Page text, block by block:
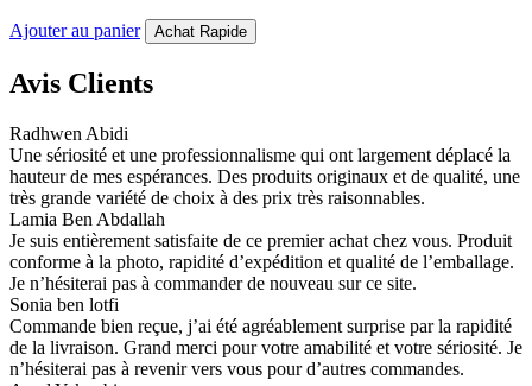
Ajouter au panier Achat Rapide
Avis Clients
Radhwen Abidi
Une sériosité et une professionnalisme qui ont largement déplacé la
hauteur de mes espérances. Des produits originaux et de qualité, une
très grande variété de choix à des prix très raisonnables.
Lamia Ben Abdallah
Je suis entièrement satisfaite de ce premier achat chez vous. Produit
conforme à la photo, rapidité d’expédition et qualité de l’emballage.
Je n’hésiterai pas à commander de nouveau sur ce site.
Sonia ben lotfi
Commande bien reçue, j’ai été agréablement surprise par la rapidité
de la livraison. Grand merci pour votre amabilité et votre sériosité. Je
n’hésiterai pas à revenir vers vous pour d’autres commandes.